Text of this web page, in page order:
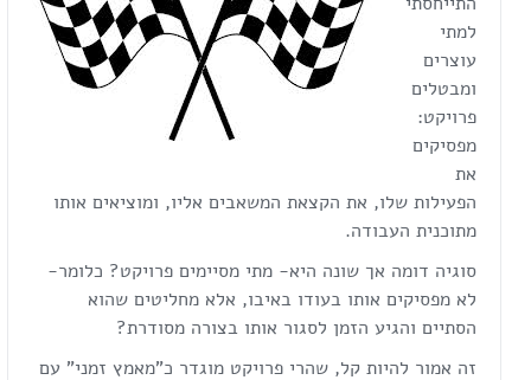
למתי
עוצרים
ומבטלים
פרויקט:
מפסיקים
את
הפעילות שלו, את הקצאת המשאבים אליו, ומוציאים אותו
מתוכנית העבודה.
סוגיה דומה אך שונה היא- מתי מסיימים פרויקט? כלומר-
לא מפסיקים אותו בעודו באיבו, אלא מחליטים שהוא
הסתיים והגיע הזמן לסגור אותו בצורה מסודרת?
זה אמור להיות קל, שהרי פרויקט מוגדר כ"מאמץ זמני" עם